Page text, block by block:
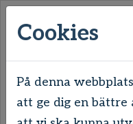
Hem
Cookies
På denna
att ge dig en bättre